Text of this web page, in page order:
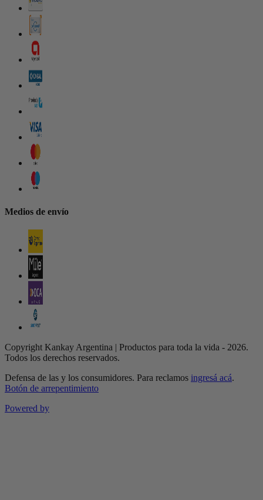
Medios de envío
Copyright Kankay Argentina | Productos para toda la vida - 2026.
Todos los derechos reservados.
Defensa de las y los consumidores. Para reclamos ingresá acá.
Botón de arrepentimiento
Powered by